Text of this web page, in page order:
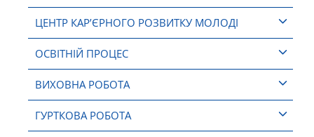
ЦЕНТР КАР’ЄРНОГО РОЗВИТКУ МОЛОДІ
ОСВІТНІЙ ПРОЦЕС
ВИХОВНА РОБОТА
ГУРТКОВА РОБОТА